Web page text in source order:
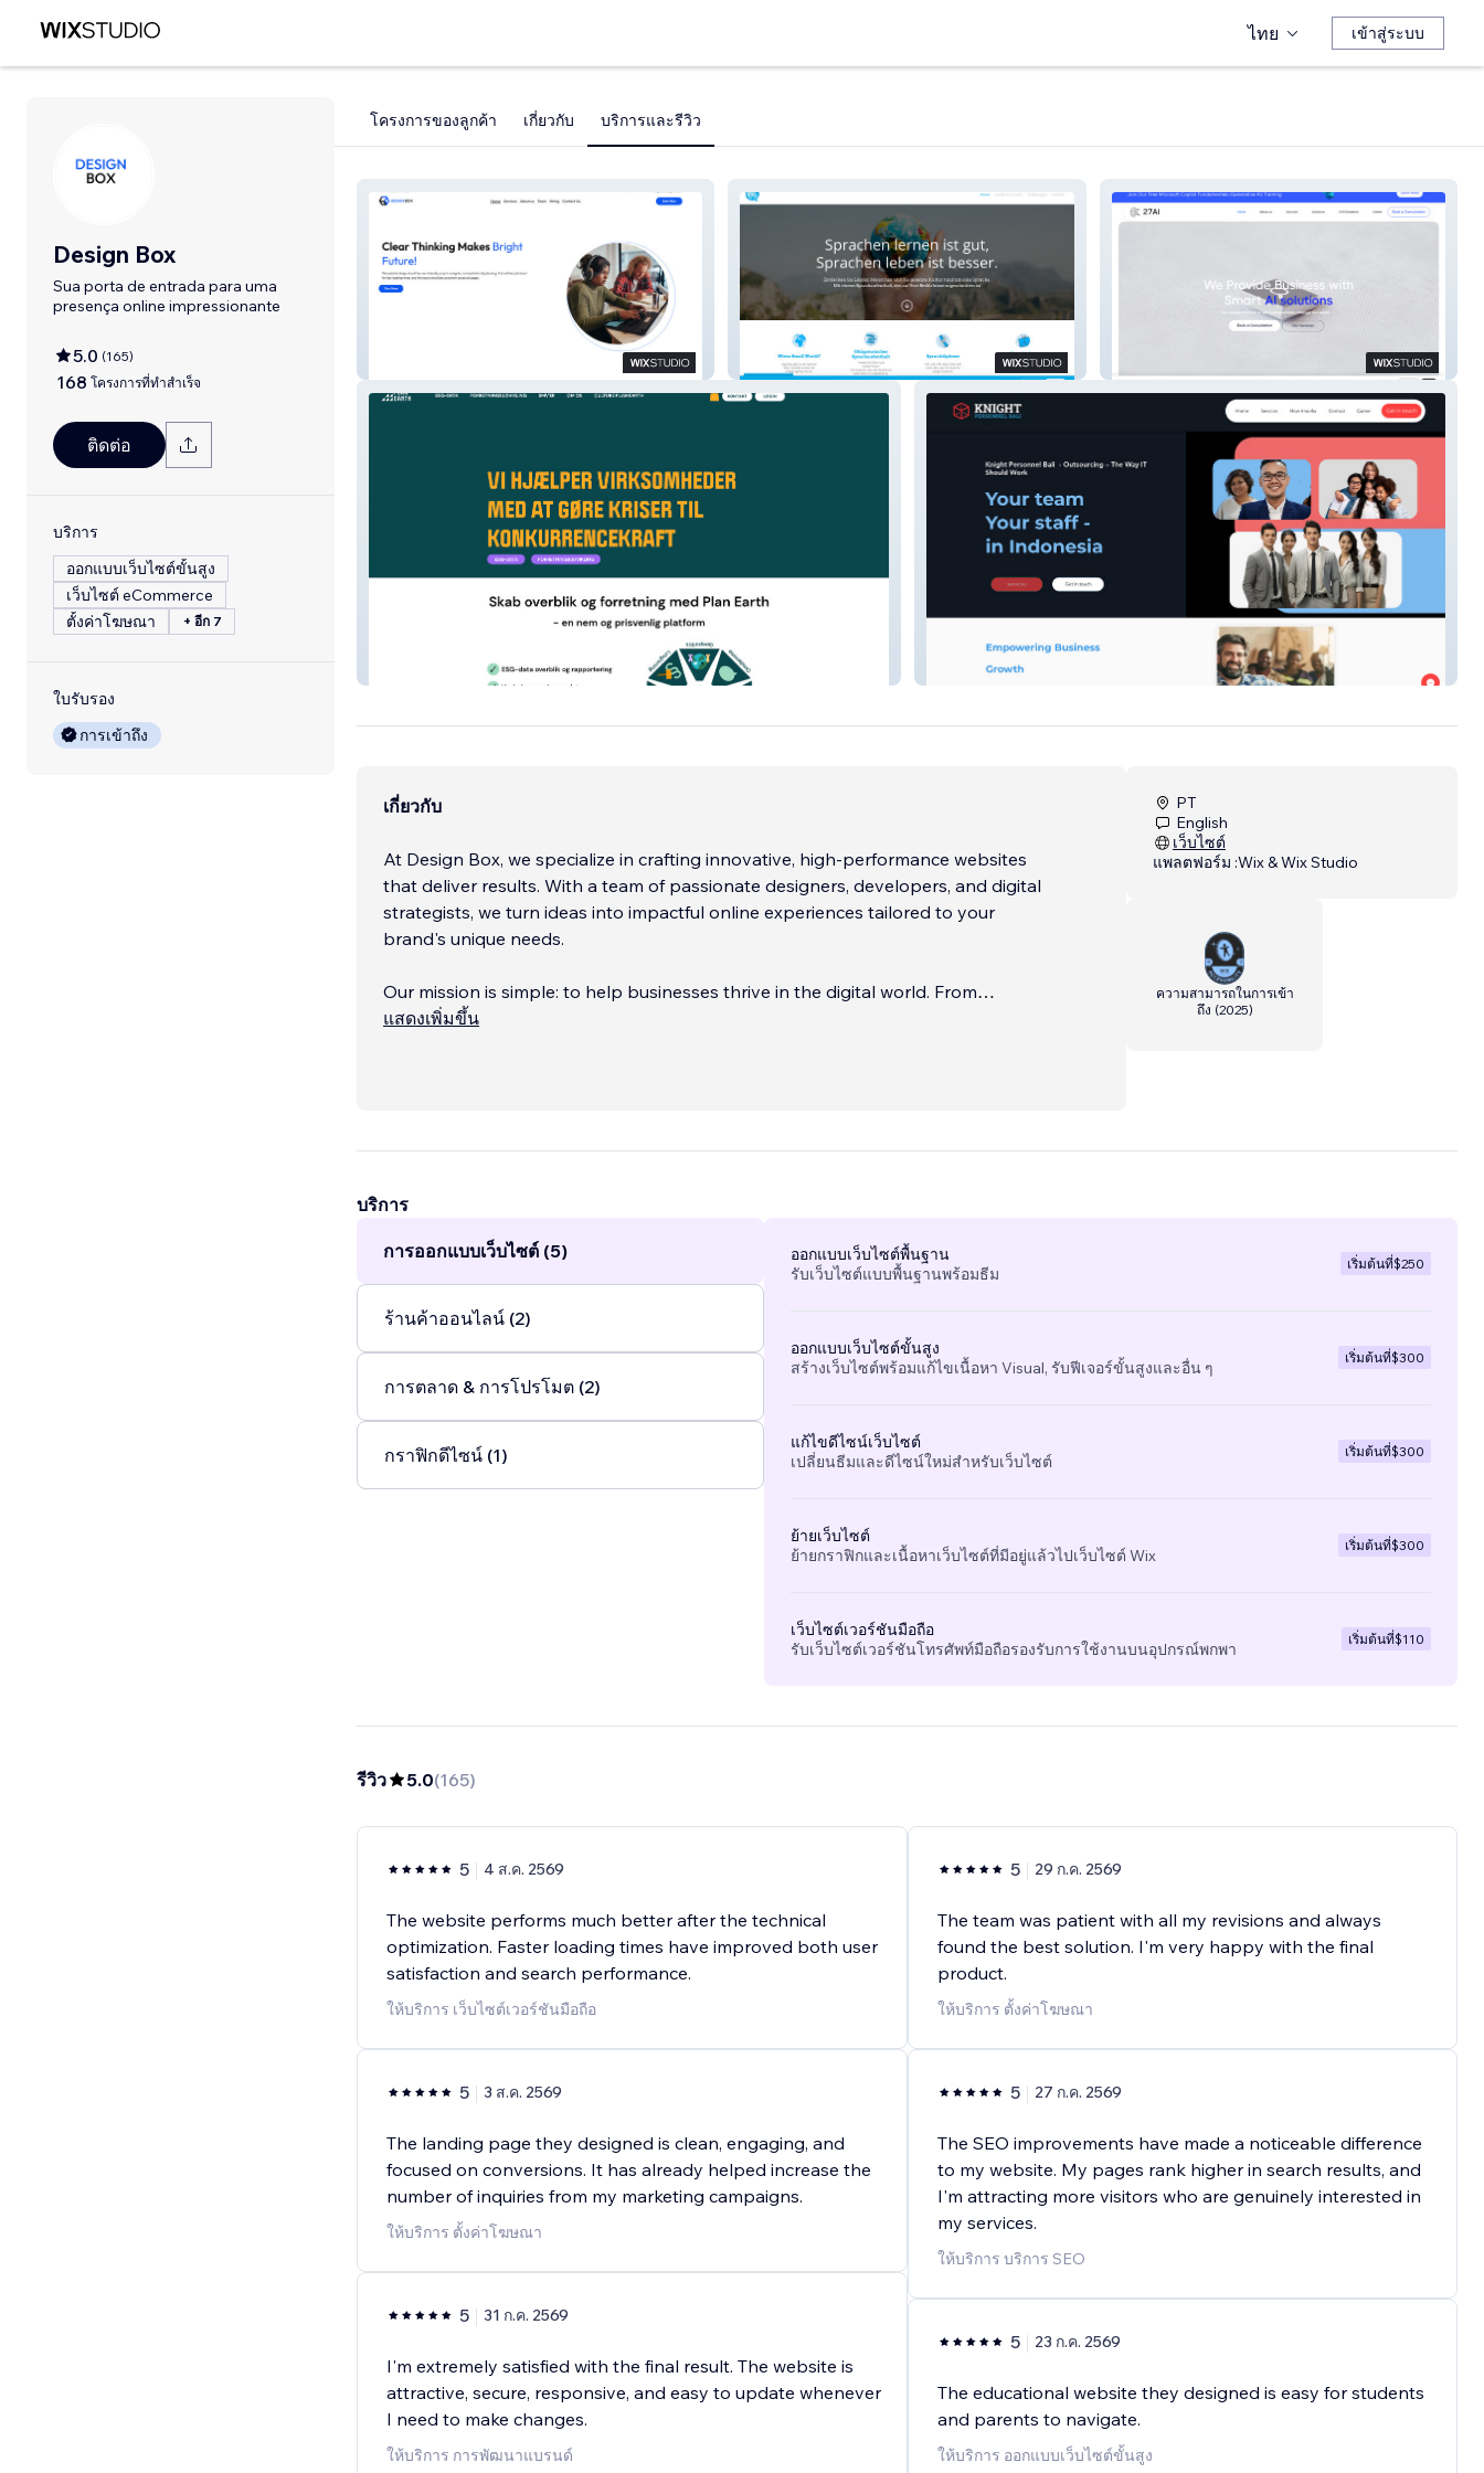
ไทย เข้าสู่ระบบ
Design Box
Sua porta de entrada para uma
presença online impressionante
5.0 (165)
168 โครงการที่ทำสำเร็จ
ติดต่อ
บริการ
ออกแบบเว็บไซต์ขั้นสูง
เว็บไซต์ eCommerce
ตั้งค่าโฆษณา
+ อีก 7
ใบรับรอง
การเข้าถึง
โครงการของลูกค้า เกี่ยวกับ บริการและรีวิว
Small World
เกี่ยวกับ
At Design Box, we specialize in crafting innovative, high-performance websites
that deliver results. With a team of passionate designers, developers, and digital
strategists, we turn ideas into impactful online experiences tailored to your
brand's unique needs.
Our mission is simple: to help businesses thrive in the digital world. From
captivating designs to seamless functionality, we build websites that not only
personalized service. We understand that every business is different, and we
your goals....
แสดงเพิ่มขึ้น
PT
English
เว็บไซต์
แพลตฟอร์ม :Wix & Wix Studio
ความสามารถในการเข้า
ถึง (2025)
บริการ
การออกแบบเว็บไซต์ (5)
ร้านค้าออนไลน์ (2)
การตลาด & การโปรโมต (2)
กราฟิกดีไซน์ (1)
ออกแบบเว็บไซต์พื้นฐาน
รับเว็บไซต์แบบพื้นฐานพร้อมธีม
เริ่มต้นที่$250
ออกแบบเว็บไซต์ขั้นสูง
สร้างเว็บไซต์พร้อมแก้ไขเนื้อหา Visual, รับฟีเจอร์ขั้นสูงและอื่น ๆ
เริ่มต้นที่$300
แก้ไขดีไซน์เว็บไซต์
เปลี่ยนธีมและดีไซน์ใหม่สำหรับเว็บไซต์
เริ่มต้นที่$300
ย้ายเว็บไซต์
ย้ายกราฟิกและเนื้อหาเว็บไซต์ที่มีอยู่แล้วไปเว็บไซต์ Wix
เริ่มต้นที่$300
เว็บไซต์เวอร์ชันมือถือ
รับเว็บไซต์เวอร์ชันโทรศัพท์มือถือรองรับการใช้งานบนอุปกรณ์พกพา
เริ่มต้นที่$110
รีวิว 5.0(165)
5 4 ส.ค. 2569
The website performs much better after the technical
optimization. Faster loading times have improved both user
satisfaction and search performance.
ให้บริการ เว็บไซต์เวอร์ชันมือถือ
5 3 ส.ค. 2569
The landing page they designed is clean, engaging, and
focused on conversions. It has already helped increase the
number of inquiries from my marketing campaigns.
ให้บริการ ตั้งค่าโฆษณา
5 31 ก.ค. 2569
I'm extremely satisfied with the final result. The website is
attractive, secure, responsive, and easy to update whenever
I need to make changes.
ให้บริการ การพัฒนาแบรนด์
5 29 ก.ค. 2569
The team was patient with all my revisions and always
found the best solution. I'm very happy with the final
product.
ให้บริการ ตั้งค่าโฆษณา
5 27 ก.ค. 2569
The SEO improvements have made a noticeable difference
to my website. My pages rank higher in search results, and
I'm attracting more visitors who are genuinely interested in
my services.
ให้บริการ บริการ SEO
5 23 ก.ค. 2569
The educational website they designed is easy for students
and parents to navigate.
ให้บริการ ออกแบบเว็บไซต์ขั้นสูง